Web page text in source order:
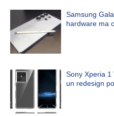
Samsung
hardware ma
Sony Xperia
un redesign